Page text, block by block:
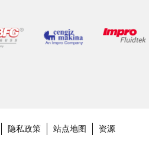
隐私政策 站点地图 资源